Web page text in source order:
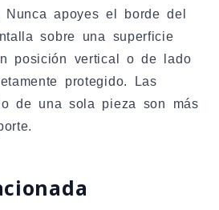
apoyes el borde del
sobre una superficie
posición vertical o de lado
protegido. Las
de una sola pieza son más